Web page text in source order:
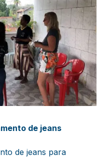
de jeans
de jeans para